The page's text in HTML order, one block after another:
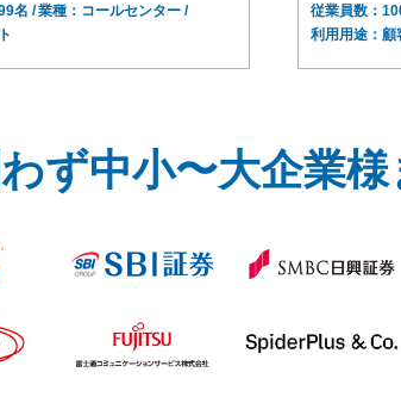
名
業種：コールセンター
従業員数：
利用用途：顧
ず中小〜大企業